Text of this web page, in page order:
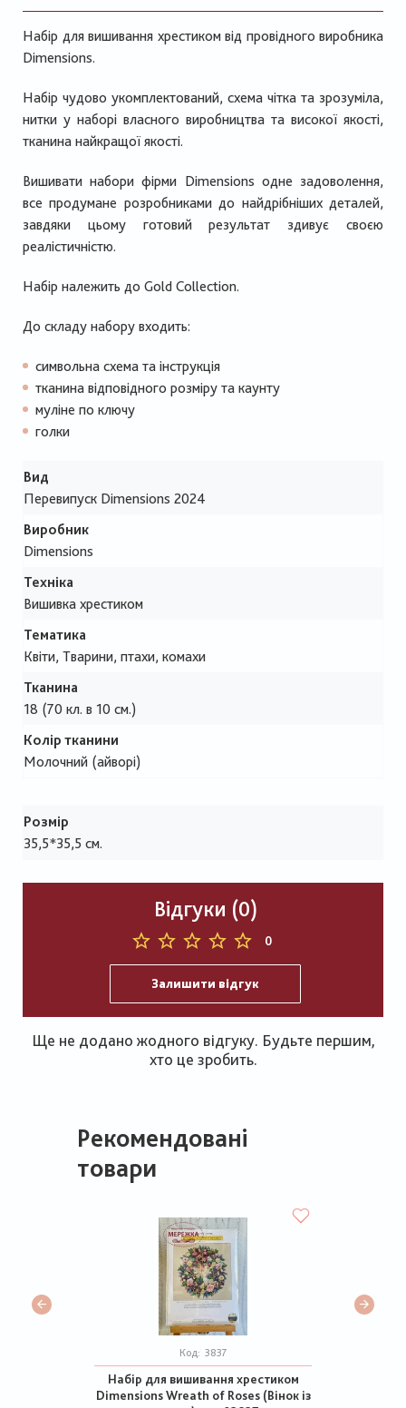
Набір для вишивання хрестиком від провідного виробника
Dimensions.
Набір чудово укомплектований, схема чітка та зрозуміла,
нитки у наборі власного виробництва та високої якості,
тканина найкращої якості.
Вишивати набори фірми Dimensions одне задоволення,
все продумане розробниками до найдрібніших деталей,
завдяки цьому готовий результат здивує своєю
реалістичністю.
Набір належить до Gold Collection.
До складу набору входить:
символьна схема та інструкція
тканина відповідного розміру та каунту
муліне по ключу
голки
Вид
Перевипуск Dimensions 2024
Виробник
Dimensions
Техніка
Вишивка хрестиком
Тематика
Квіти, Тварини, птахи, комахи
Тканина
18 (70 кл. в 10 см.)
Колір тканини
Молочний (айворі)
Розмір
35,5*35,5 см.
Відгуки (0)
0
Залишити відгук
Ще не додано жодного відгуку. Будьте першим,
хто це зробить.
Рекомендовані
товари
Код: 3837
Набір для вишивання хрестиком
Dimensions Wreath of Roses (Вінок із